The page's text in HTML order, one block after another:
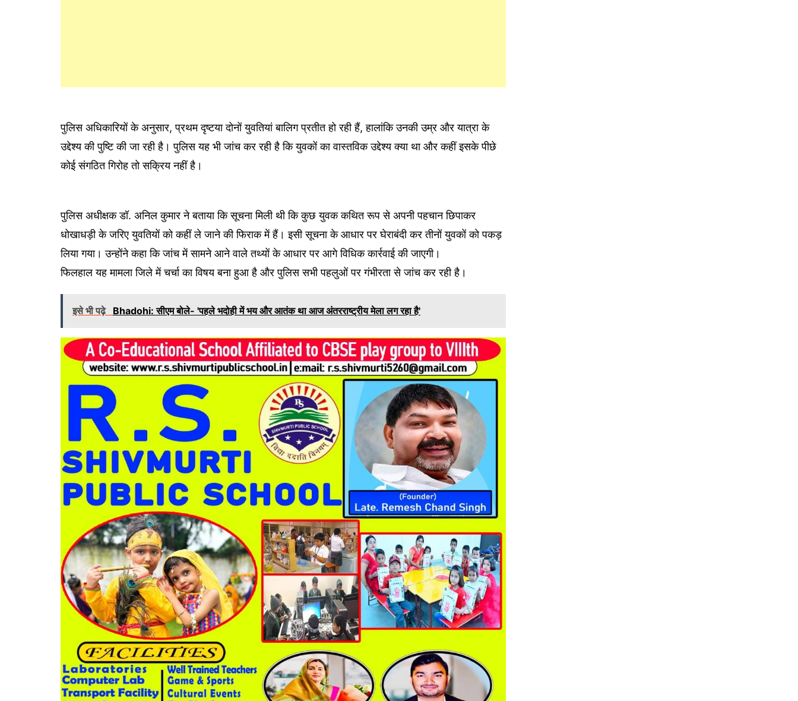
पुलिस अधिकारियों के अनुसार, प्रथम दृष्टया दोनों युवतियां बालिग प्रतीत हो रही हैं, हालांकि उनकी उम्र और यात्रा के
उद्देश्य की पुष्टि की जा रही है। पुलिस यह भी जांच कर रही है कि युवकों का वास्तविक उद्देश्य क्या था और कहीं इसके पीछे
कोई संगठित गिरोह तो सक्रिय नहीं है।
पुलिस अधीक्षक डॉ. अनिल कुमार ने बताया कि सूचना मिली थी कि कुछ युवक कथित रूप से अपनी पहचान छिपाकर
धोखाधड़ी के जरिए युवतियों को कहीं ले जाने की फिराक में हैं। इसी सूचना के आधार पर घेराबंदी कर तीनों युवकों को पकड़
लिया गया। उन्होंने कहा कि जांच में सामने आने वाले तथ्यों के आधार पर आगे विधिक कार्रवाई की जाएगी।
फिलहाल यह मामला जिले में चर्चा का विषय बना हुआ है और पुलिस सभी पहलुओं पर गंभीरता से जांच कर रही है।
इसे भी पढ़े Bhadohi: सीएम बोले- 'पहले भदोही में भय और आतंक था आज अंतरराष्ट्रीय मेला लग रहा है'